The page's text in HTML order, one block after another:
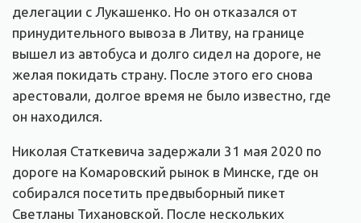
делегации с Лукашенко. Но он отказался от
принудительного вывоза в Литву, на границе
вышел из автобуса и долго сидел на дороге, не
желая покидать страну. После этого его снова
арестовали, долгое время не было известно, где
он находился.
Николая Статкевича задержали 31 мая 2020 по
дороге на Комаровский рынок в Минске, где он
собирался посетить предвыборный пикет
Светланы Тихановской. После нескольких